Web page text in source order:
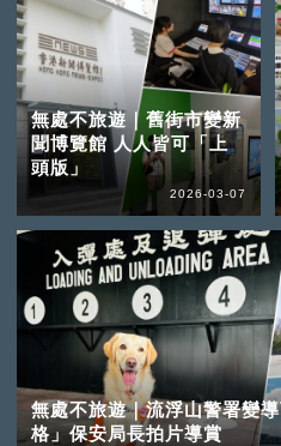
無處不旅遊｜舊街市變新
聞博覽館 人人皆可「上
頭版」
2026-03-07
無處不旅遊｜流浮山警署變
格」保安局長拍片導賞